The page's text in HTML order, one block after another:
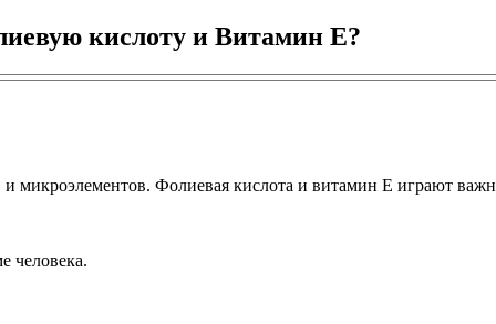
кислоту и Витамин Е?
микроэлементов. Фолиевая кислота и витамин Е играют
человека.